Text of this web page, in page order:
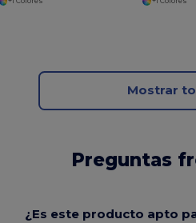
Mostrar
Preguntas
¿Es este producto apto